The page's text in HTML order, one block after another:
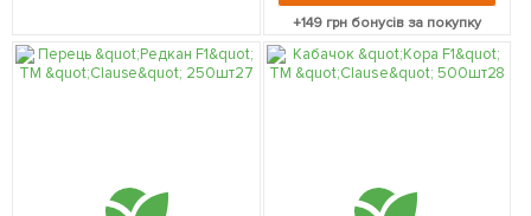
+149грн бонусів за покупку